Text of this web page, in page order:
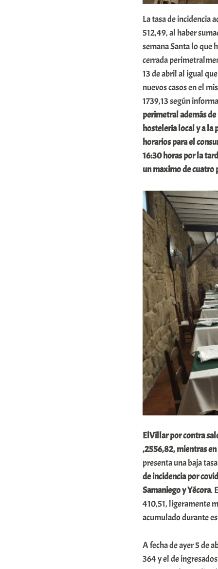
La tasa de incidencia
512,49, al haber
semana Santa lo que
cerrada
13 de abril al igual que
nuevos casos en el
1739,13 según
perimetral además
hostelería local y a la
horarios para el
16:30 horas por la
un maximo de cuatro
ElVillar por contra
,2556,82, mientras
presenta una baja
de incidencia por
Samaniego y Yécora.
410,51, ligeramente
acumulado durante
A fecha de ayer 5 de
364 y el de